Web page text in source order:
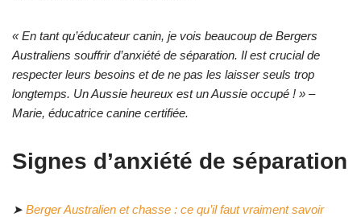
« En tant qu’éducateur canin, je vois beaucoup de Bergers
Australiens souffrir d’anxiété de séparation. Il est crucial de
respecter leurs besoins et de ne pas les laisser seuls trop
longtemps. Un Aussie heureux est un Aussie occupé ! » –
Marie, éducatrice canine certifiée.
Signes d’anxiété de séparation
➤ Berger Australien et chasse : ce qu’il faut vraiment savoir